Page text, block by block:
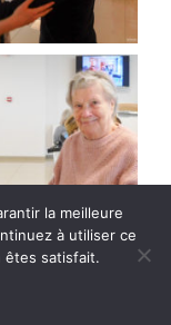
la meilleure
à utiliser ce
êtes satisfait.